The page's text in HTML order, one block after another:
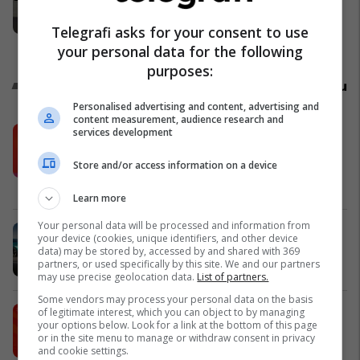
akuzuarit në rastin “Toka 2”,
konfiskohen 45 ngastra
kadastrale
Drejtësi
Reklamo këtu
Këtë herë me kartelë gërvishtëse
shpërblime instant!
Zgjidhni një nga katër modelet tuaja
të preferuara Peugeot
Peugot Kosova
IPKO vazhdon partneritetin me
Sunny Hill Festival 2026
IPKO
Telegrafi asks for your consent to use
your personal data for the following
purposes:
Personalised advertising and content, advertising and
content measurement, audience research and
services development
Store and/or access information on a device
Learn more
Your personal data will be processed and information from
your device (cookies, unique identifiers, and other device
data) may be stored by, accessed by and shared with 369
partners, or used specifically by this site. We and our partners
may use precise geolocation data. List of partners.
Some vendors may process your personal data on the basis
of legitimate interest, which you can object to by managing
your options below. Look for a link at the bottom of this page
or in the site menu to manage or withdraw consent in privacy
and cookie settings.